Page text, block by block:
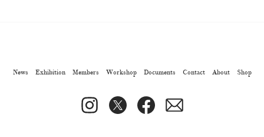
News Exhibition Members Workshop Documents Contact About Shop